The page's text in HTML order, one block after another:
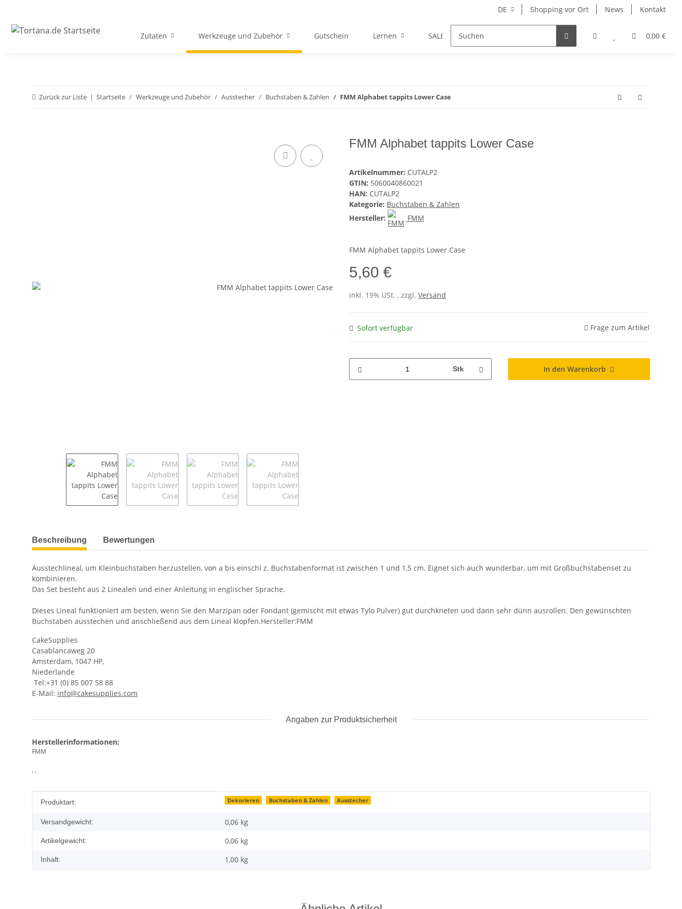
DE Shopping vor Ort News Kontakt
0,00 €
Zutaten Werkzeuge und Zubehör Gutschein Lernen SALE Hersteller
Zurück zur Liste Startseite Werkzeuge und Zubehör Ausstecher Buchstaben & Zahlen FMM Alphabet tappits Lower Case
FMM Alphabet tappits Lower Case
Artikelnummer: CUTALP2
GTIN: 5060040860021
HAN: CUTALP2
Kategorie: Buchstaben & Zahlen
Hersteller:
FMM
FMM Alphabet tappits Lower Case
5,60 €
inkl. 19% USt. , zzgl. Versand
Sofort verfügbar Frage zum Artikel
Stk In den Warenkorb
weitere Registerkarten anzeigen
Beschreibung Bewertungen
Ausstechlineal, um Kleinbuchstaben herzustellen, von a bis einschl z. Buchstabenformat ist zwischen 1 und 1,5 cm. Eignet sich auch wunderbar, um mit Großbuchstabenset zu
kombinieren.
Das Set besteht aus 2 Linealen und einer Anleitung in englischer Sprache.
Dieses Lineal funktioniert am besten, wenn Sie den Marzipan oder Fondant (gemischt mit etwas Tylo Pulver) gut durchkneten und dann sehr dünn ausrollen. Den gewünschten
Buchstaben ausstechen und anschließend aus dem Lineal klopfen.Hersteller:FMM
CakeSupplies
Casablancaweg 20
Amsterdam, 1047 HP,
Niederlande
Tel:+31 (0) 85 007 58 88
E-Mail: info@cakesupplies.com
Angaben zur Produktsicherheit
Herstellerinformationen:
FMM
, ,
Produkteigenschaft
Wert
Produktart: Dekorieren Buchstaben & Zahlen Ausstecher
Versandgewicht: 0,06 kg
Artikelgewicht: 0,06 kg
Inhalt: 1,00 kg